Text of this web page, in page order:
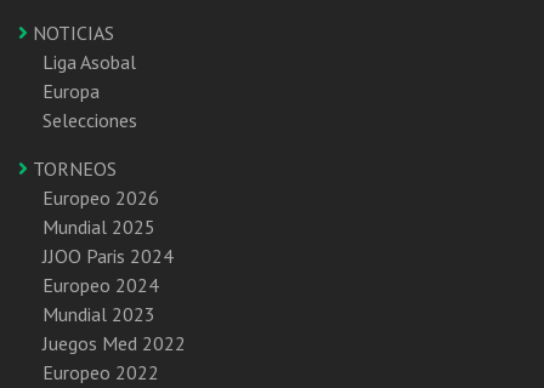
NOTICIAS
Liga Asobal
Europa
Selecciones
TORNEOS
Europeo 2026
Mundial 2025
JJOO Paris 2024
Europeo 2024
Mundial 2023
Juegos Med 2022
Europeo 2022